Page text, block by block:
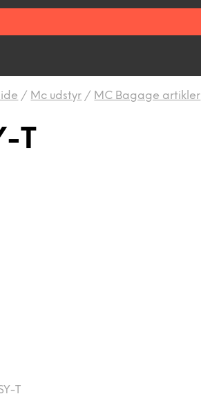
/ Mc udstyr / MC Bagage artikler
T
T